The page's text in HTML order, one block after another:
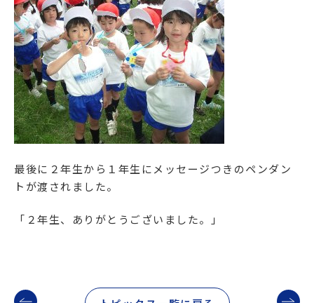
最後に２年生から１年生にメッセージつきのペンダン
トが渡されました。
「２年生、ありがとうございました。」